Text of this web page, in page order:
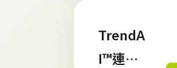
獎 肯定
TrendA
I™連續